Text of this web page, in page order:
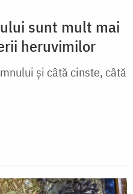
sunt mult mai
heruvimilor
și câtă cinste, câtă